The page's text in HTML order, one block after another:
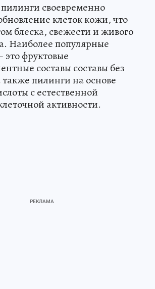
своевременно
клеток кожи, что
блеска, свежести и живого
Наиболее популярные
фруктовые
составы составы без
пилинги на основе
с естественной
активности.